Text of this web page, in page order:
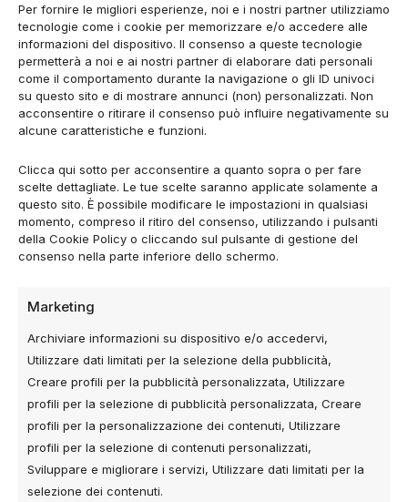
Per fornire le migliori esperienze, noi e i nostri partner utilizziamo
tecnologie come i cookie per memorizzare e/o accedere alle
informazioni del dispositivo. Il consenso a queste tecnologie
permetterà a noi e ai nostri partner di elaborare dati personali
come il comportamento durante la navigazione o gli ID univoci
su questo sito e di mostrare annunci (non) personalizzati. Non
acconsentire o ritirare il consenso può influire negativamente su
alcune caratteristiche e funzioni.
Clicca qui sotto per acconsentire a quanto sopra o per fare
scelte dettagliate. Le tue scelte saranno applicate solamente a
questo sito. È possibile modificare le impostazioni in qualsiasi
momento, compreso il ritiro del consenso, utilizzando i pulsanti
della Cookie Policy o cliccando sul pulsante di gestione del
consenso nella parte inferiore dello schermo.
Marketing
Archiviare informazioni su dispositivo e/o accedervi,
Utilizzare dati limitati per la selezione della pubblicità,
Creare profili per la pubblicità personalizzata, Utilizzare
profili per la selezione di pubblicità personalizzata, Creare
profili per la personalizzazione dei contenuti, Utilizzare
profili per la selezione di contenuti personalizzati,
Sviluppare e migliorare i servizi, Utilizzare dati limitati per la
selezione dei contenuti.
affrontare il futuro. Creare contenuti ottimizzati per
l’AI, adottare modelli di marketing mix avanzati e
costruire una relazione di fiducia con il proprio
pubblico sono passi fondamentali per il successo a
lungo termine.
tendenze e ottieni ulteriori insight leggendo l’articolo
originale suThink with Google.
business?
operativo, scopri i nostri servizi di consulenza.
Scopri i Servizi per far crescere la tua
attività sul web